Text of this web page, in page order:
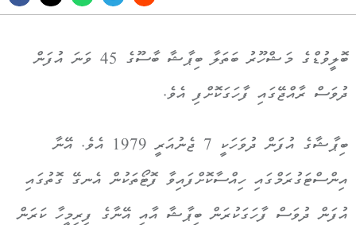
ބޮލީވުޑްގެ މަޝްހޫރު ބަތަލާ ބިޕާޝާ ބާސޫގެ 45 ވަނަ އުފަން
ދުވަސް ރާއްޖޭގައި ފާހަގަކޮށްފި އެވެ.
ބިޕާޝާގެ އުފަން ދުވަހަކީ 7 ޖެނުއަރީ 1979 އެވެ. އޭނާ
އިންސްޓަގުރަމްގައި ހިއްސާކޮށްފައިވާ ފޮޓޯތަކުން އެނގޭ ގޮތުގައި
އުފަން ދުވަސް ފާހަގަކުރަން ބިޕާޝާ އާއި އޭނާގެ ފިރިމީހާ ކަރަން